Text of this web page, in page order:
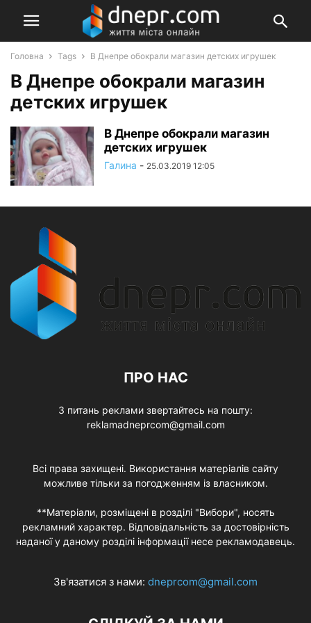
Головна Tags В Днепре обокрали магазин детских игрушек
В Днепре обокрали магазин
детских игрушек
В Днепре обокрали магазин
детских игрушек
Галина - 25.03.2019 12:05
ПРО НАС
З питань реклами звертайтесь на пошту:
reklamadneprcom@gmail.com
Всі права захищені. Використання матеріалів сайту
можливе тільки за погодженням із власником.
**Матеріали, розміщені в розділі "Вибори", носять
рекламний характер. Відповідальність за достовірність
наданої у даному розділі інформації несе рекламодавець.
Зв'язатися з нами: dneprcom@gmail.com